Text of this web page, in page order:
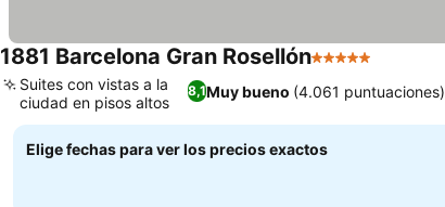
1881 Barcelona Gran Rosellón5 Estrellas
8,1Muy bueno (4.061 puntuaciones)
Suites con vistas a la
ciudad en pisos altos
Elige fechas para ver los precios exactos